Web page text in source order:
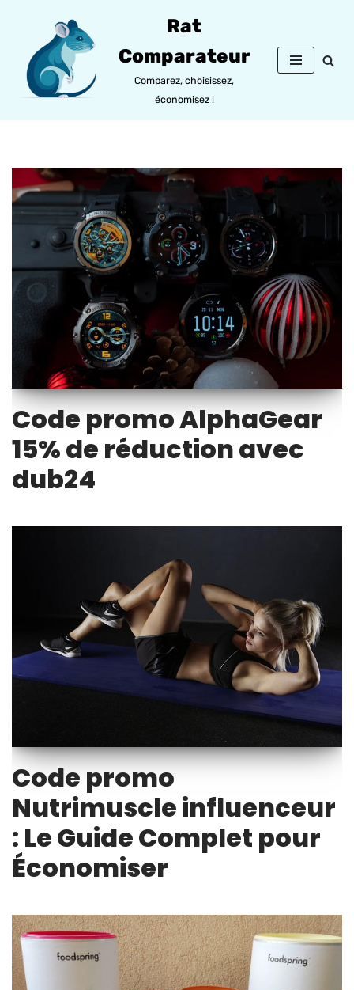
contenu
Rat
Comparateur
Comparez, choisissez,
économisez !
Code promo AlphaGear
15% de réduction avec
dub24
Code promo
Nutrimuscle influenceur
: Le Guide Complet pour
Économiser